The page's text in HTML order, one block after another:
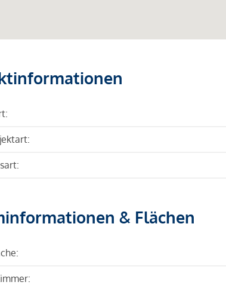
& Flächen